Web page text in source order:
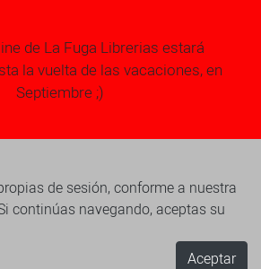
de La Fuga Librerias estará
la vuelta de las vacaciones, en
Septiembre ;)
de sesión, conforme a nuestra
continúas navegando, aceptas su
Aceptar